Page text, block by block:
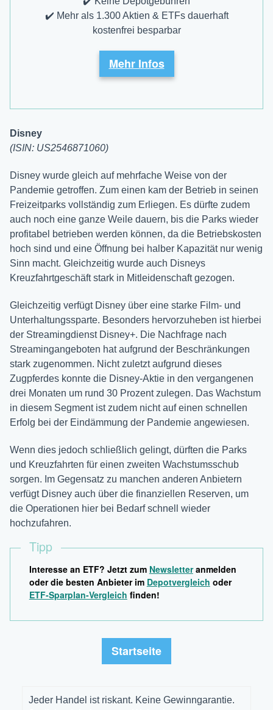
✔️ Mehr als 1.300 Aktien & ETFs dauerhaft
kostenfrei besparbar
Mehr Infos
Disney
(ISIN: US2546871060)
Disney wurde gleich auf mehrfache Weise von der
Pandemie getroffen. Zum einen kam der Betrieb in seinen
Freizeitparks vollständig zum Erliegen. Es dürfte zudem
auch noch eine ganze Weile dauern, bis die Parks wieder
profitabel betrieben werden können, da die Betriebskosten
hoch sind und eine Öffnung bei halber Kapazität nur wenig
Sinn macht. Gleichzeitig wurde auch Disneys
Kreuzfahrtgeschäft stark in Mitleidenschaft gezogen.
Gleichzeitig verfügt Disney über eine starke Film- und
Unterhaltungssparte. Besonders hervorzuheben ist hierbei
der Streamingdienst Disney+. Die Nachfrage nach
Streamingangeboten hat aufgrund der Beschränkungen
stark zugenommen. Nicht zuletzt aufgrund dieses
Zugpferdes konnte die Disney-Aktie in den vergangenen
drei Monaten um rund 30 Prozent zulegen. Das Wachstum
in diesem Segment ist zudem nicht auf einen schnellen
Erfolg bei der Eindämmung der Pandemie angewiesen.
Wenn dies jedoch schließlich gelingt, dürften die Parks
und Kreuzfahrten für einen zweiten Wachstumsschub
sorgen. Im Gegensatz zu manchen anderen Anbietern
verfügt Disney auch über die finanziellen Reserven, um
die Operationen hier bei Bedarf schnell wieder
hochzufahren.
Tipp
Interesse an ETF? Jetzt zum Newsletteranmelden
oder die besten Anbieter im Depotvergleich oder
ETF-Sparplan-Vergleich finden!
Startseite
Jeder Handel ist riskant. Keine Gewinngarantie.